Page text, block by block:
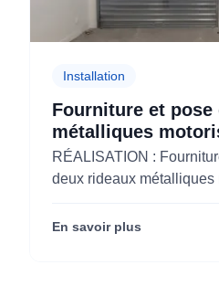
Installation
Fourniture et pose
métalliques
KOLAM à Paris 3
RÉALISATION :
deux rideaux métalliques
(75003).
En savoir plus